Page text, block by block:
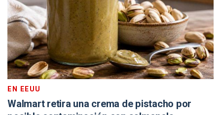
EN EEUU
Walmart retira una crema de pistacho por